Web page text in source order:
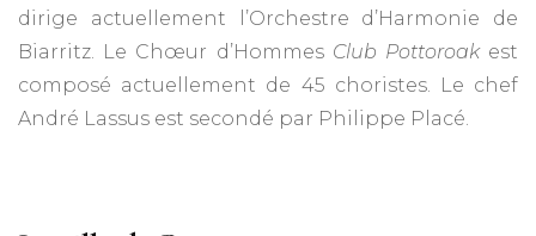
dirige actuellement l’Orchestre d’Harmonie de
Biarritz. Le Chœur d’Hommes Club Pottoroak est
composé actuellement de 45 choristes. Le chef
André Lassus est secondé par Philippe Placé.